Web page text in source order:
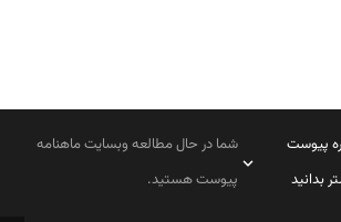
پیوست
بدانید
شما در حال مطالعه وبسایت ماهنامه
پیوست هستید.